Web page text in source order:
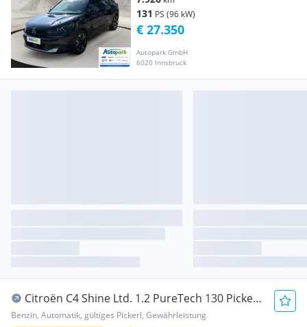
131 PS (96 kW)
Autopark GmbH
6020 Innsbruck
€ 27.350
Citroën C4 Shine Ltd. 1.2 PureTech 130 Pickerl
NEU
Benzin, Automatik, gültiges Pickerl, Gewährleistung